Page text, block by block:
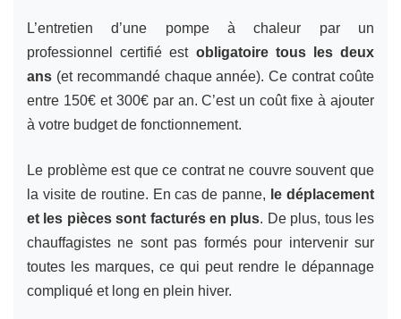
L’entretien d’une pompe à chaleur par un
professionnel certifié est obligatoire tous les deux
ans (et recommandé chaque année). Ce contrat coûte
entre 150€ et 300€ par an. C’est un coût fixe à ajouter
à votre budget de fonctionnement.
Le problème est que ce contrat ne couvre souvent que
la visite de routine. En cas de panne, le déplacement
et les pièces sont facturés en plus. De plus, tous les
chauffagistes ne sont pas formés pour intervenir sur
toutes les marques, ce qui peut rendre le dépannage
compliqué et long en plein hiver.